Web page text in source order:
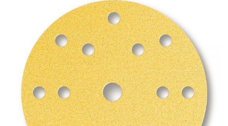
Schleif-Handpads
Zubehör/Hilfsmittel
Kleben & Beschichten
Abdecken
Spachteln
Lackieren